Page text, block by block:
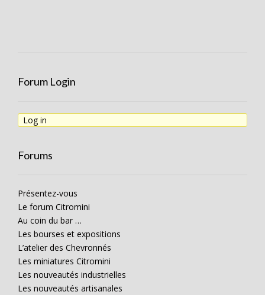
Forum Login
Log in
Forums
Présentez-vous
Le forum Citromini
Au coin du bar …
Les bourses et expositions
L’atelier des Chevronnés
Les miniatures Citromini
Les nouveautés industrielles
Les nouveautés artisanales